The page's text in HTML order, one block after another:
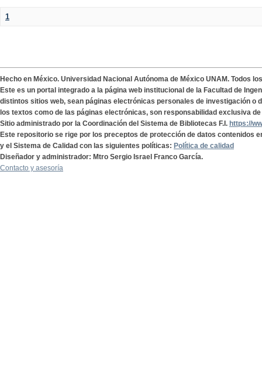
1
Hecho en México. Universidad Nacional Autónoma de México UNAM. Todos
Este es un portal integrado a la página web institucional de la Facultad de
distintos sitios web, sean páginas electrónicas personales de investigación o
los textos como de las páginas electrónicas, son responsabilidad exclusiva
Sitio administrado por la Coordinación del Sistema de Bibliotecas F.I. https://
Este repositorio se rige por los preceptos de protección de datos contenidos
y el Sistema de Calidad con las siguientes políticas: Política de calidad
Diseñador y administrador: Mtro Sergio Israel Franco García.
Contacto y asesoría